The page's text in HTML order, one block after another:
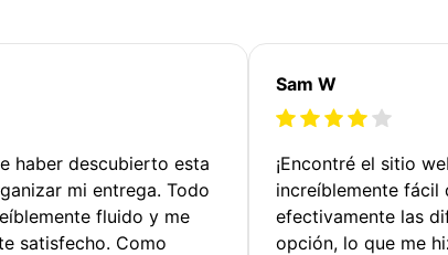
haber descubierto esta
mi entrega. Todo
fluido y me
satisfecho. Como
Sam W
¡Encontré el sitio
increíblemente fácil
efectivamente las
opción, lo que me